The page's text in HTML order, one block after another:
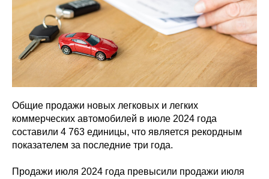
Общие продажи новых легковых и легких
коммерческих автомобилей в июле 2024 года
составили 4 763 единицы, что является рекордным
показателем за последние три года.
Продажи июля 2024 года превысили продажи июля